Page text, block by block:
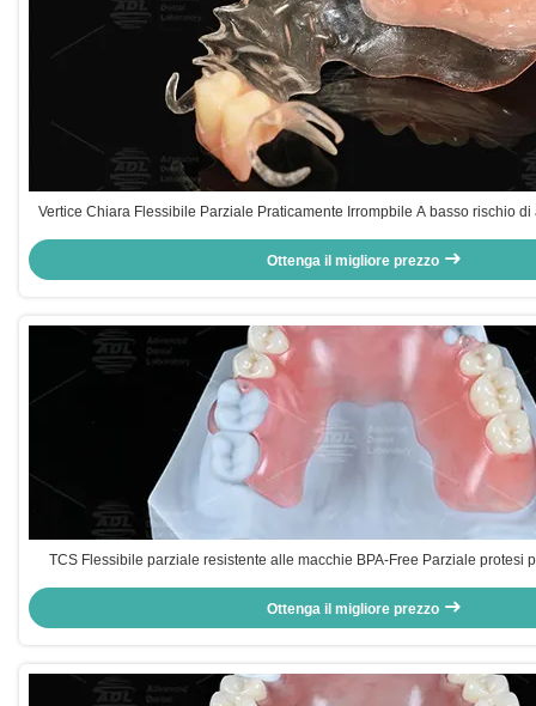
Vertice Chiara Flessibile Parziale Praticamente Irrompbile A basso rischio
Ottenga il migliore prezzo
TCS Flessibile parziale resistente alle macchie BPA-Free Parziale protesi
Ottenga il migliore prezzo